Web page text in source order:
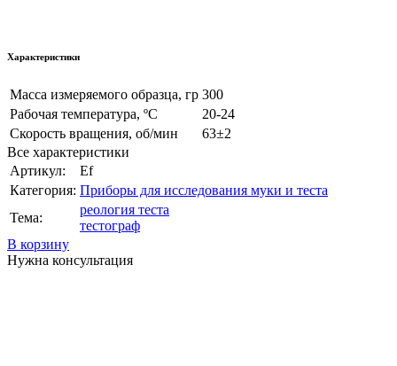
Характеристики
Масса измеряемого образца, гр 300
Рабочая температура, ºC
20-24
Скорость вращения, об/мин
63±2
Все характеристики
Артикул:
Ef
Категория: Приборы для исследования муки и теста
Тема:
реология теста
тестограф
В корзину
Нужна консультация